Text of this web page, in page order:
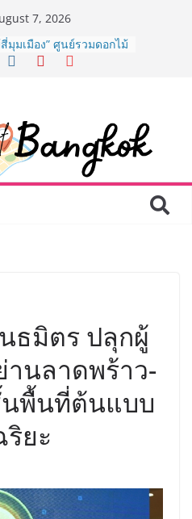
7, 2026
าจัดกิจกรรมเจรจาธุรกิจ
CONNECT 2026” ยก
ท้องถิ่นสู่ตลาดเชิง
ขอเชิญเลือกซื้อมาลัย
อนรับวันแม่ เปิดให้
อด 24 ชั่วโมง
ย ส่งอุปกรณ์วิทยาศาสตร์
ะดับตำนาน “ข้าวหน้าไก่
ะยานสู่น่านฟ้า
ธมิตร ปลุกผู้
านลาดพร้าว-
พื้นที่ต้นแบบ
ยะ